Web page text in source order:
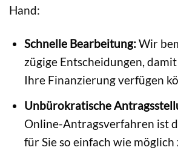
Hand:
Schnelle Bearbeitung:Wir
zügige Entscheidungen,
Ihre Finanzierung verfügen
Unbürokratische
Online-Antragsverfahren ist
für Sie so einfach wie möglich